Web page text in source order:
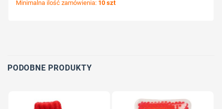
Minimalna ilość zamówienia: 10 szt
PODOBNE PRODUKTY